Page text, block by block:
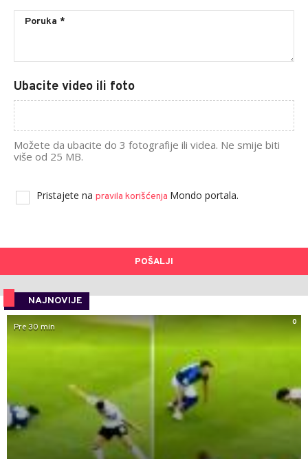
Ubacite video ili foto
Možete da ubacite do 3 fotografije ili videa. Ne smije biti
više od 25 MB.
Pristajete na pravila korišćenja Mondo portala.
POŠALJI
NAJNOVIJE
0
Pre 30 min